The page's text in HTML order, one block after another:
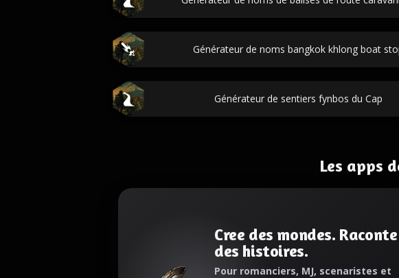
Générateur de noms bangkok khlong boat
Générateur de sentiers fynbos du Cap
Les apps
Cree des mondes. Raconte
des histoires.
Pour romanciers, MJ, scenaristes et